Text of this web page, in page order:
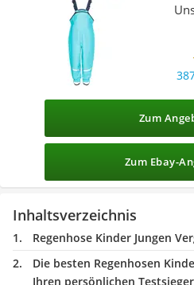
Zum
Zum Ebay-
Inhaltsverzeichnis
Regenhose Kinder Jungen
Die besten Regenhosen
Ihren persönlichen